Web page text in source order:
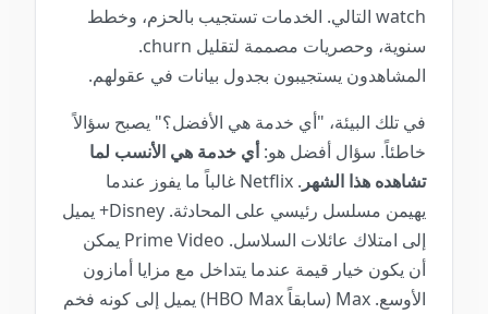
watch التالي. الخدمات تستجيب بالحزم، وخطط
سنوية، وحصريات مصممة لتقليل churn.
المشاهدون يستجيبون بجدول بيانات في عقولهم.
في تلك البيئة، "أي خدمة هي الأفضل؟" يصبح سؤالاً
خاطئاً. سؤال أفضل هو: أي خدمة هي الأنسب لما
تشاهده هذا الشهر
. Netflix غالباً ما يفوز عندما
يهيمن مسلسل رئيسي على المحادثة. Disney+ يميل
إلى امتلاك عائلات السلاسل. Prime Video يمكن
أن يكون خيار قيمة عندما يتداخل مع مزايا أمازون
الأوسع. Max (سابقاً HBO Max) يميل إلى كونه فخم